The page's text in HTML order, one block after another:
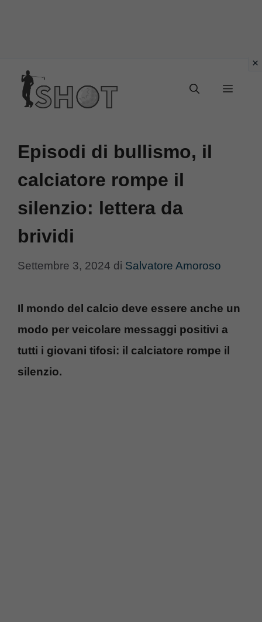
contenuto
Menu
Episodi di bullismo, il
calciatore rompe il
silenzio: lettera da
brividi
Settembre 3, 2024 di Salvatore Amoroso
Il mondo del calcio deve essere anche un
modo per veicolare messaggi positivi a
tutti i giovani tifosi: il calciatore rompe il
silenzio.